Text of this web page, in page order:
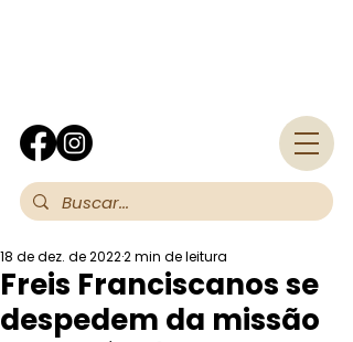
Freis Franciscanos se
despedem da missão
18 de dez. de 20222 min de leitura